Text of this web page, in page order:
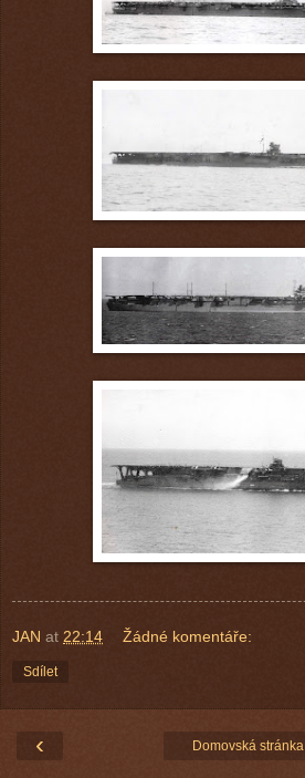
JAN at 22:14 Žádné komentáře:
Sdílet
‹ Domovská stránka